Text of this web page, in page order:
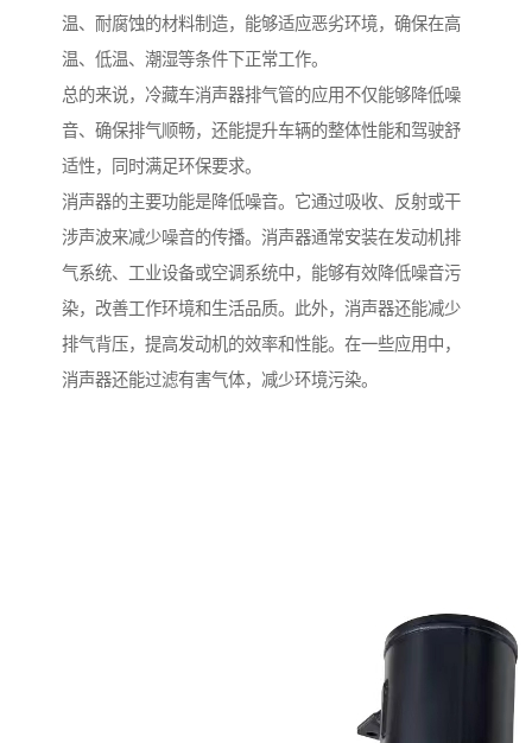
温、耐腐蚀的材料制造，能够适应恶劣环境，确保在高
温、低温、潮湿等条件下正常工作。
总的来说，冷藏车消声器排气管的应用不仅能够降低噪
音、确保排气顺畅，还能提升车辆的整体性能和驾驶舒
适性，同时满足环保要求。
消声器的主要功能是降低噪音。它通过吸收、反射或干
涉声波来减少噪音的传播。消声器通常安装在发动机排
气系统、工业设备或空调系统中，能够有效降低噪音污
染，改善工作环境和生活品质。此外，消声器还能减少
排气背压，提高发动机的效率和性能。在一些应用中，
消声器还能过滤有害气体，减少环境污染。